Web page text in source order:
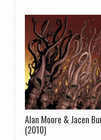
Alan Moore & Jacen
(2010)